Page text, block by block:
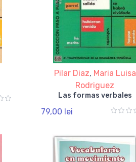
Pilar Diaz, Maria Luisa
Rodriguez
Las formas verbales
79,00 lei